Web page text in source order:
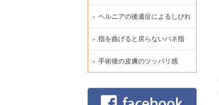
ヘルニアの後遺症によるしびれ
指を曲げると戻らないバネ指
手術後の皮膚のツッパリ感